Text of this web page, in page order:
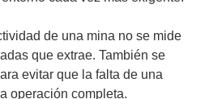
de una mina no se mide
que extrae. También se
evitar que la falta de una
operación completa.